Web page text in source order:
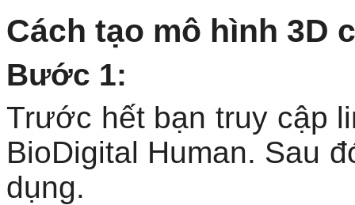
Cách tạo mô hình 3D
Bước 1:
Trước hết bạn truy cập
BioDigital Human. Sau
dụng.